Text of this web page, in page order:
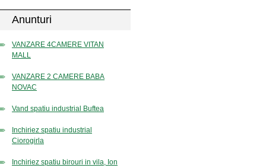
Anunturi
VANZARE 4CAMERE VITAN
MALL
VANZARE 2 CAMERE BABA
NOVAC
Vand spatiu industrial Buftea
Inchiriez spatiu industrial
Ciorogirla
Inchiriez spatiu birouri in vila, Ion